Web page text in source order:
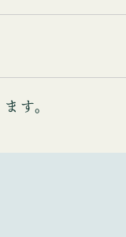
す。